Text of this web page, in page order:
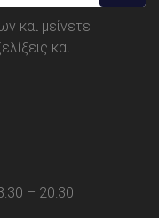
και μείνετε
και
– 20:30